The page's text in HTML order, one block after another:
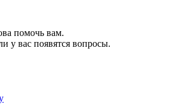
помочь вам.
у вас появятся вопросы.